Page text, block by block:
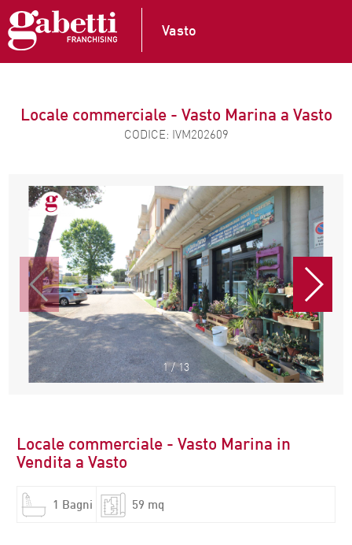
Vasto
Locale commerciale - Vasto Marina a Vasto
CODICE: IVM202609
1/13
Locale commerciale - Vasto Marina in
Vendita a Vasto
1 Bagni 59 mq